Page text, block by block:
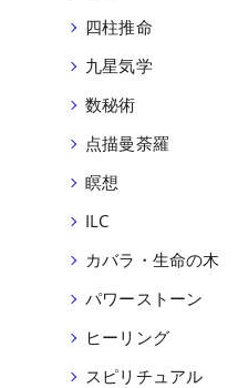
四柱推命
九星気学
数秘術
点描曼荼羅
瞑想
ILC
カバラ・生命の木
パワーストーン
ヒーリング
スピリチュアル